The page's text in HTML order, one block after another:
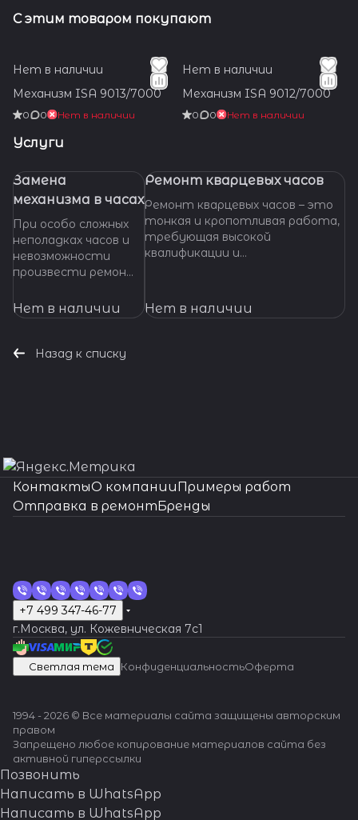
С этим товаром покупают
Нет в наличии
Механизм ISA 9013/7000
0 0 Нет в наличии
Нет в наличии
Механизм ISA 9012/7000
0 0 Нет в наличии
Услуги
Замена
механизма в часах
При особо сложных
неполадках часов и
невозможности
произвести ремонт
деталей,
требуется замена
готовы оказать
Нет в наличии
Ремонт кварцевых часов
Ремонт кварцевых часов – это
тонкая и кропотливая работа,
требующая высокой
квалификации и
кварцевые часы нуждаются в
ремонте, важно доверить их
Нет в наличии
Назад к списку
КонтактыО компанииПримеры работ
Отправка в ремонтБренды
+7 499 347-46-77
г.Москва, ул. Кожевническая 7c1
Светлая тема КонфиденциальностьОферта
1994 - 2026 © Все материалы сайта защищены авторским
правом
Запрещено любое копирование материалов сайта без
активной гиперссылки
Позвонить
Написать в WhatsApp
Написать в WhatsApp